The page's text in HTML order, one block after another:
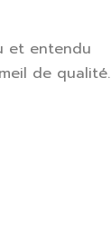
et entendu
de qualité.